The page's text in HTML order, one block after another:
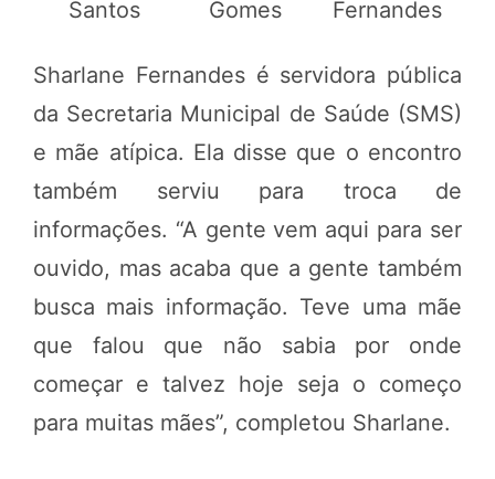
Santos
Gomes
Fernandes
Sharlane Fernandes é servidora pública
da Secretaria Municipal de Saúde (SMS)
e mãe atípica. Ela disse que o encontro
também serviu para troca de
informações. “A gente vem aqui para ser
ouvido, mas acaba que a gente também
busca mais informação. Teve uma mãe
que falou que não sabia por onde
começar e talvez hoje seja o começo
para muitas mães”, completou Sharlane.